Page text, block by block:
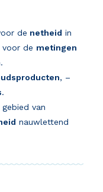
de netheid in
de metingen
, –
.
van
nauwlettend